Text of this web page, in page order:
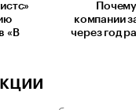
«В
компании
через год